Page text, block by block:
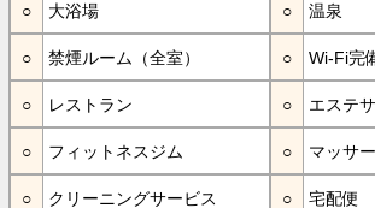
大浴場 温泉
禁煙ルーム（全室） Wi-Fi完
レストラン エステ
フィットネスジム マッサ
クリーニングサービス 宅配便